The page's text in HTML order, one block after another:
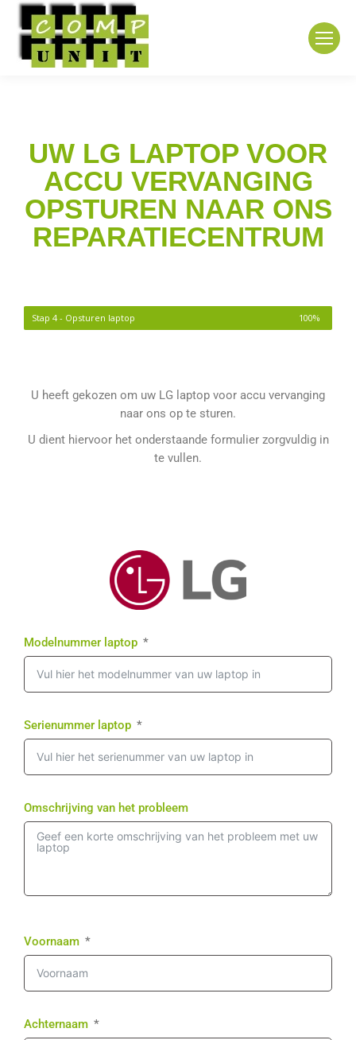
UW LG LAPTOP VOOR
ACCU VERVANGING
OPSTUREN NAAR ONS
REPARATIECENTRUM
Stap 4 - Opsturen laptop 100%
U heeft gekozen om uw LG laptop voor accu vervanging
naar ons op te sturen.
U dient hiervoor het onderstaande formulier zorgvuldig in
te vullen.
Modelnummer laptop
Serienummer laptop
Omschrijving van het probleem
Voornaam
Achternaam